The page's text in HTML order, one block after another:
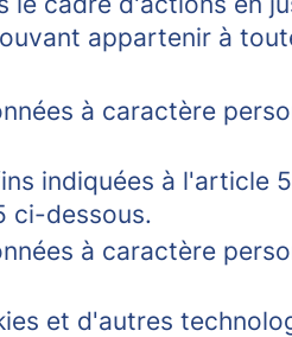
appartenir à
à caractère
indiquées à l'article
ci-dessous.
à caractère
et d'autres